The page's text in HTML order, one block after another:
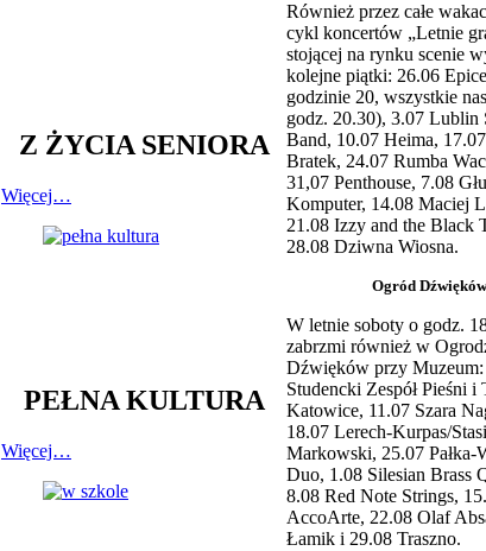
Z ŻYCIA SENIORA
Więcej…
PEŁNA KULTURA
Więcej…
Również przez całe
cykl koncertów „Letnie
stojącej na rynku scenie
kolejne piątki: 26.06
godzinie 20, wszystkie
godz. 20.30), 3.07 Lublin
Band, 10.07 Heima,
Bratek, 24.07 Rumba
31,07 Penthouse, 7.08
Komputer, 14.08 Maciej
21.08 Izzy and the Black
28.08 Dziwna Wiosna.
Ogród Dźwięków
W letnie soboty o godz.
zabrzmi również w
Dźwięków przy
Studencki Zespół Pieśni i
Katowice, 11.07 Szara
18.07 Lerech-Kurpas/
Markowski, 25.07 Pałka-
Duo, 1.08 Silesian Brass
8.08 Red Note Strings,
AccoArte, 22.08 Olaf
Łamik i 29.08 Traszno.